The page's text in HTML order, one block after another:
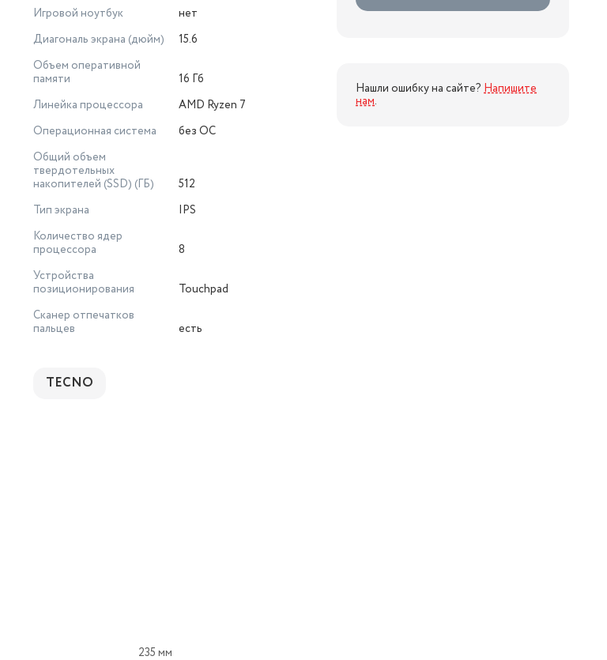
Игровой ноутбук
нет
Диагональ экрана (дюйм)
15.6
Объем оперативной
памяти
16 Гб
Линейка процессора
AMD Ryzen 7
Операционная система
без ОС
Общий объем
твердотельных
накопителей (SSD) (ГБ)
512
Тип экрана
IPS
Количество ядер
процессора
8
Устройства
позиционирования
Touchpad
Сканер отпечатков
пальцев
есть
TECNO
Нашли ошибку на сайте? Напишите
нам.
235 мм